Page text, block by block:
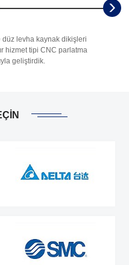
düz levha kaynak dikişleri
hizmet tipi CNC parlatma
geliştirdik.